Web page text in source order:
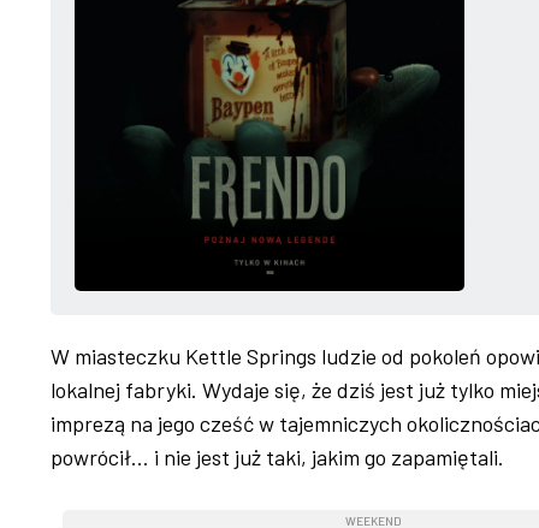
W miasteczku Kettle Springs ludzie od pokoleń
lokalnej fabryki. Wydaje się, że dziś jest już tylko
imprezą na jego cześć w tajemniczych
powrócił… i nie jest już taki, jakim go zapamiętali.
WEEKEND